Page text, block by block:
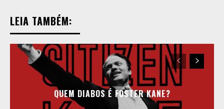
LEIA TAMBÉM:
​​QUEM DIABOS É FOSTER KANE?